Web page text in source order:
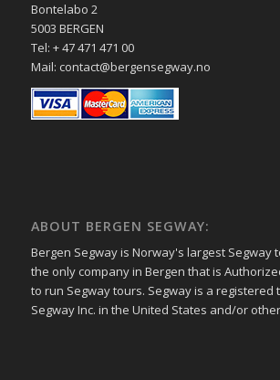
Bontelabo 2
5003 BERGEN
Tel: + 47 471 471 00
Mail: contact@bergensegway.no
ABOUT BERGEN SEGWAY:
Bergen Segway is Norway's largest Segway
the only company in Bergen that is
to run Segway tours. Segway is a registered
Segway Inc. in the United States and/or